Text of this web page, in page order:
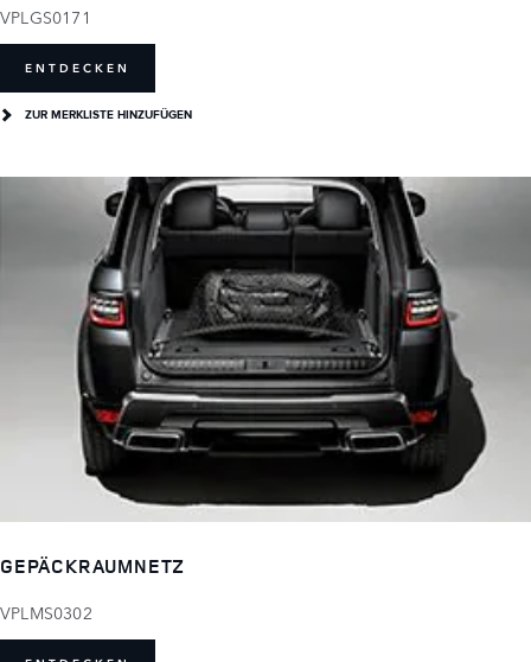
VPLGS0171
ENTDECKEN
ZUR MERKLISTE HINZUFÜGEN
GEPÄCKRAUMNETZ
VPLMS0302